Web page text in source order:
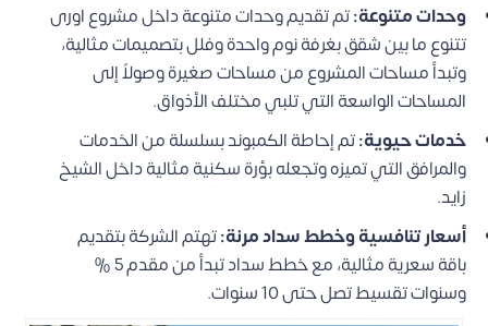
وحدات متنوعة:تم تقديم وحدات متنوعة داخل مشروع اورى
تتنوع ما بين شقق بغرفة نوم واحدة وفلل بتصميمات مثالية،
وتبدأ مساحات المشروع من مساحات صغيرة وصولاً إلى
المساحات الواسعة التي تلبي مختلف الأذواق.
خدمات حيوية:تم إحاطة الكمبوند بسلسلة من الخدمات
والمرافق التي تميزه وتجعله بؤرة سكنية مثالية داخل الشيخ
زايد.
أسعار تنافسية وخطط سداد مرنة:تهتم الشركة بتقديم
باقة سعرية مثالية، مع خطط سداد تبدأ من مقدم 5 %
وسنوات تقسيط تصل حتى 10 سنوات.